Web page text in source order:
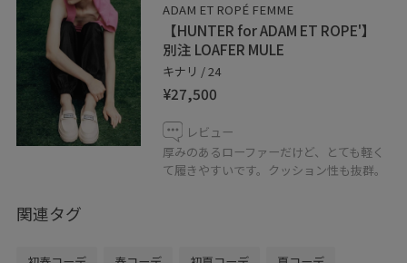
ADAM ET ROPÉ FEMME
【HUNTER for ADAM ET ROPE'】
別注 LOAFER MULE
キナリ / 24
¥27,500
レビュー
厚みのあるローファーだけど、とても軽く
て履きやすいです。クッション性も抜群。
関連タグ